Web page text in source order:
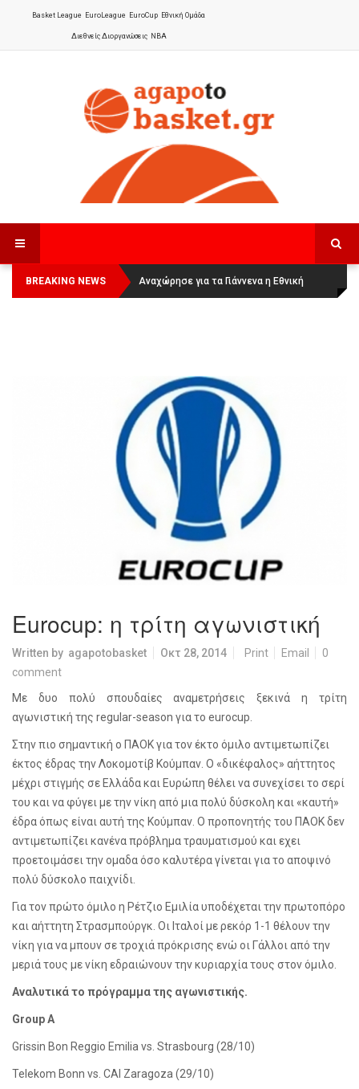
Basket League EuroLeague EuroCup Εθνική Ομάδα
Διεθνείς Διοργανώσεις NBA
BREAKING NEWS
Οι Πάνθηρες Καβάλας στην Women
Basketball League 1
Αναχώρησε για τα Γιάννενα η Εθνική
Γυναικών:
Eurocup: η τρίτη αγωνιστική
Written by agapotobasket Οκτ 28, 2014 Print Email
0
comment
Με δυο πολύ σπουδαίες αναμετρήσεις ξεκινά η τρίτη
αγωνιστική της regular-season για το eurocup.
Στην πιο σημαντική ο ΠΑΟΚ για τον έκτο όμιλο αντιμετωπίζει
έκτος έδρας την Λοκομοτίβ Κούμπαν. Ο «δικέφαλος» αήττητος
μέχρι στιγμής σε Ελλάδα και Ευρώπη θέλει να συνεχίσει το σερί
του και να φύγει με την νίκη από μια πολύ δύσκολη και «καυτή»
έδρα όπως είναι αυτή της Κούμπαν. Ο προπονητής του ΠΑΟΚ δεν
αντιμετωπίζει κανένα πρόβλημα τραυματισμού και εχει
προετοιμάσει την ομαδα όσο καλυτέρα γίνεται για το αποψινό
πολύ δύσκολο παιχνίδι.
Για τον πρώτο όμιλο η Ρέτζιο Εμιλία υποδέχεται την πρωτοπόρο
και αήττητη Στρασμπούργκ. Οι Ιταλοί με ρεκόρ 1-1 θέλουν την
νίκη για να μπουν σε τροχιά πρόκρισης ενώ οι Γάλλοι από την
μεριά τους με νίκη εδραιώνουν την κυριαρχία τους στον όμιλο.
Αναλυτικά το πρόγραμμα της αγωνιστικής.
Group A
Grissin Bon Reggio Emilia vs. Strasbourg (28/10)
Telekom Bonn vs. CAI Zaragoza (29/10)